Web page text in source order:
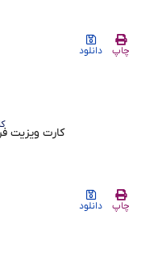
چاپ دانلود
کارت ویزیت
چاپ دانلود